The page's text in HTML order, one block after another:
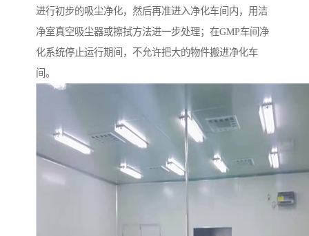
进行初步的吸尘净化，然后再准进入净化车间内，用洁
净室真空吸尘器或擦拭方法进一步处理；在GMP车间净
化系统停止运行期间，不允许把大的物件搬进净化车
间。